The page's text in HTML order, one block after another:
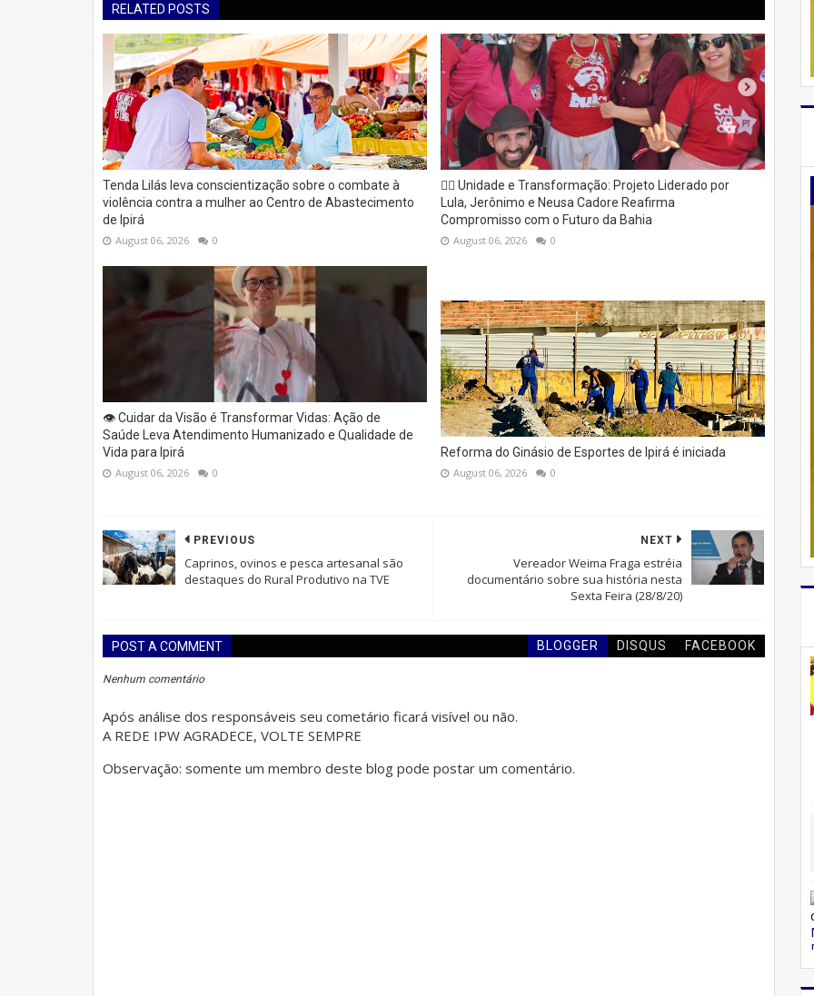
RELATED POSTS
Tenda Lilás leva conscientização sobre o combate à
violência contra a mulher ao Centro de Abastecimento
de Ipirá
August 06, 2026 0
✊🏽 Unidade e Transformação: Projeto Liderado por
Lula, Jerônimo e Neusa Cadore Reafirma
Compromisso com o Futuro da Bahia
August 06, 2026 0
👁️ Cuidar da Visão é Transformar Vidas: Ação de
Saúde Leva Atendimento Humanizado e Qualidade de
Vida para Ipirá
August 06, 2026 0
Reforma do Ginásio de Esportes de Ipirá é iniciada
August 06, 2026 0
NEXT
Vereador Weima Fraga estréia
documentário sobre sua história nesta
Sexta Feira (28/8/20)
PREVIOUS
Caprinos, ovinos e pesca artesanal são
destaques do Rural Produtivo na TVE
POST A COMMENT BLOGGER DISQUS FACEBOOK
Nenhum comentário
Após análise dos responsáveis seu cometário ficará visível ou não.
A REDE IPW AGRADECE, VOLTE SEMPRE
Observação: somente um membro deste blog pode postar um comentário.